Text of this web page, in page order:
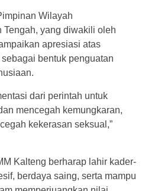
Wilayah
Tengah, yang diwakili oleh
apresiasi atas
bentuk penguatan
dari perintah untuk
mencegah kemungkaran,
kekerasan seksual,”
Kalteng berharap lahir kader-
berdaya saing, serta mampu